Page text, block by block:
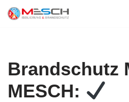
Brandschutz
MESCH: